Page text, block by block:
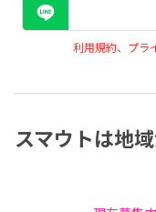
利用規約、プラ
スマウトは地